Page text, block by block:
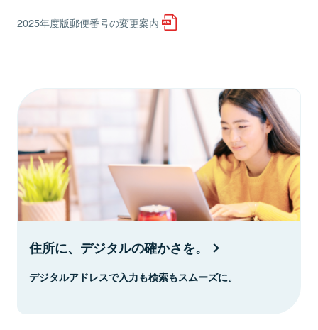
2025年度版郵便番号の変更案内
住所に、デジタルの確かさを。
デジタルアドレスで入力も検索もスムーズに。